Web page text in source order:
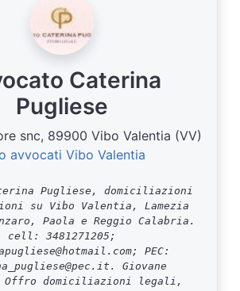
Caterina
Pugliese
snc, 89900 Vibo Valentia (VV)
avvocati Vibo Valentia
Pugliese, domiciliazioni
su Vibo Valentia, Lamezia
Paola e Reggio Calabria.
cell: 3481271205;
PEC:
Giovane
Offro domiciliazioni legali,